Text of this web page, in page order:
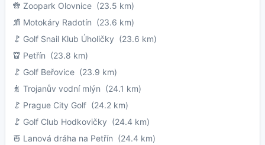
Zoopark Olovnice (23.5 km)
Motokáry Radotín (23.6 km)
Golf Snail Klub Úholičky (23.6 km)
Petřín (23.8 km)
Golf Beřovice (23.9 km)
Trojanův vodní mlýn (24.1 km)
Prague City Golf (24.2 km)
Golf Club Hodkovičky (24.4 km)
Lanová dráha na Petřín (24.4 km)